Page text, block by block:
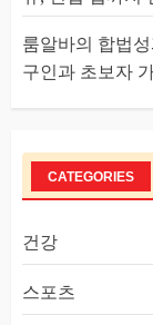
룸알바의 합법
구인과 초보자
CATEGORIES
건강
스포츠